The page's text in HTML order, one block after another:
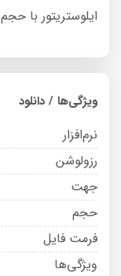
ایلوستریتور با حجم 1 مگابایت در
ویژگی‌ها / دانلود
نرم‌افزار
رزولوشن
جهت
حجم
فرمت فایل
ویژگی‌ها